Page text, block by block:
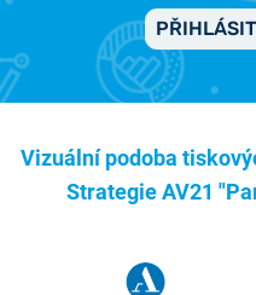
Vizuální podoba
Strategie AV21